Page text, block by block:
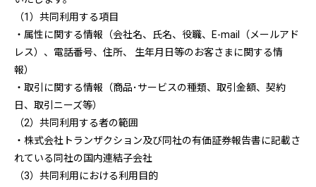
（1）共同利用する項目
・属性に関する情報（会社名、氏名、役職、E-mail（メールアド
レス）、電話番号、住所、 生年月日等のお客さまに関する情
報）
・取引に関する情報（商品･サービスの種類、取引金額、契約
日、取引ニーズ等）
（2）共同利用する者の範囲
・株式会社トランザクション及び同社の有価証券報告書に記載さ
れている同社の国内連結子会社
（3）共同利用における利用目的